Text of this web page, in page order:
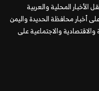
المحلية والعربية
أخبار محافظة الحديدة واليمن
والاجتماعية على